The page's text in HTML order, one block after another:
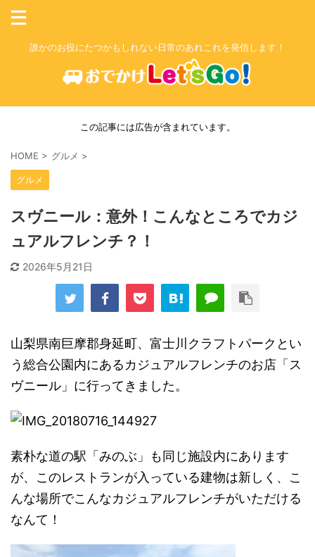
誰かのお役にたつかもしれない日常のあれこれを発信します！
この記事には広告が含まれています。
HOME > グルメ >
グルメ
スヴニール：意外！こんなところでカジ
ュアルフレンチ？！
2026年5月21日
山梨県南巨摩郡身延町、富士川クラフトパークとい
う総合公園内にあるカジュアルフレンチのお店「ス
ヴニール」に行ってきました。
素朴な道の駅「みのぶ」も同じ施設内にあります
が、このレストランが入っている建物は新しく、こ
んな場所でこんなカジュアルフレンチがいただける
なんて！